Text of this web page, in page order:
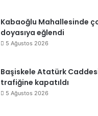
Kabaoğlu Mahallesinde
doyasıya eğlendi
5 Ağustos 2026
Başiskele Atatürk
trafiğine kapatıldı
5 Ağustos 2026